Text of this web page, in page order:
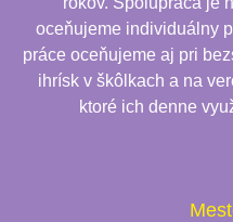
oceňujeme individuálny
práce oceňujeme aj pri
ihrísk v škôlkach a na
ktoré ich denne